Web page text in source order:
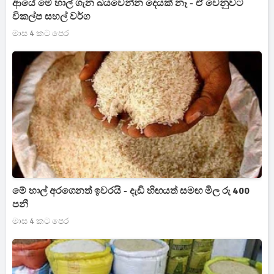
ආයේ මේ හාල් ගැන බයවෙන්න දෙයක් නෑ - ඒ වෙනුවට
විකල්ප සහල් වර්ග
මාස 4 කට පෙර
මේ හාල් අරගෙනත් ඉවරයි - දැඩි හිඟයත් සමඟ මිල රු 400
පනී
මාස 4 කට පෙර